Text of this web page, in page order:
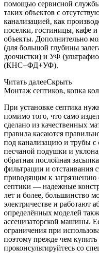
помощью сервисной
таких объектов с
канализацией, как
поселки, гостиницы, кафе
объекты. Дополнительно
(для большой глубины
доочистки) и УФ
(КНС+ФД+УФ).
Читать далееСкрыть
Монтаж септиков, копка
При установке септика
помимо того, что само
сделано из качественных
правила касаются
под канализацию и трубы с
песчаной подушки и
обратная послойная
фильтрации и отстаивания
приводящим к
септики — надежные
лет и более, большинство
электричестве и работают
определённых моделей
ассенизаторской машины.
ограничения при
поэтому прежде чем купить
проконсультируйтесь со